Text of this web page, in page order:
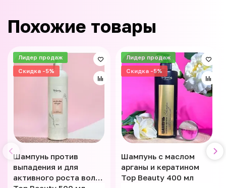
Похожие товары
Лидер продаж
Скидка -5%
Шампунь против
выпадения и для
активного роста волос
Лидер продаж
Скидка -5%
Шампунь с маслом
арганы и кератином
Top Beauty 400 мл